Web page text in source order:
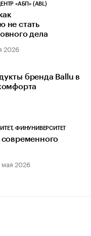
«АБП» (ABL)
не стать
дела
2026
бренда Ballu в
ФИНУНИВЕРСИТЕТ
мая 2026